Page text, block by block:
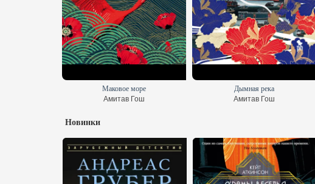
Маковое море
Амитав Гош
Дымная река
Амитав Гош
Новинки